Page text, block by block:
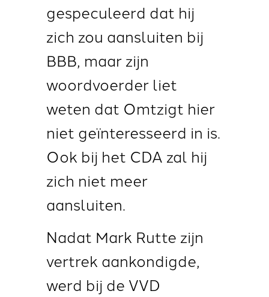
gespeculeerd dat hij
zich zou aansluiten bij
BBB, maar zijn
woordvoerder liet
weten dat Omtzigt hier
niet geïnteresseerd in is.
Ook bij het CDA zal hij
zich niet meer
aansluiten.
Nadat Mark Rutte zijn
vertrek aankondigde,
werd bij de VVD